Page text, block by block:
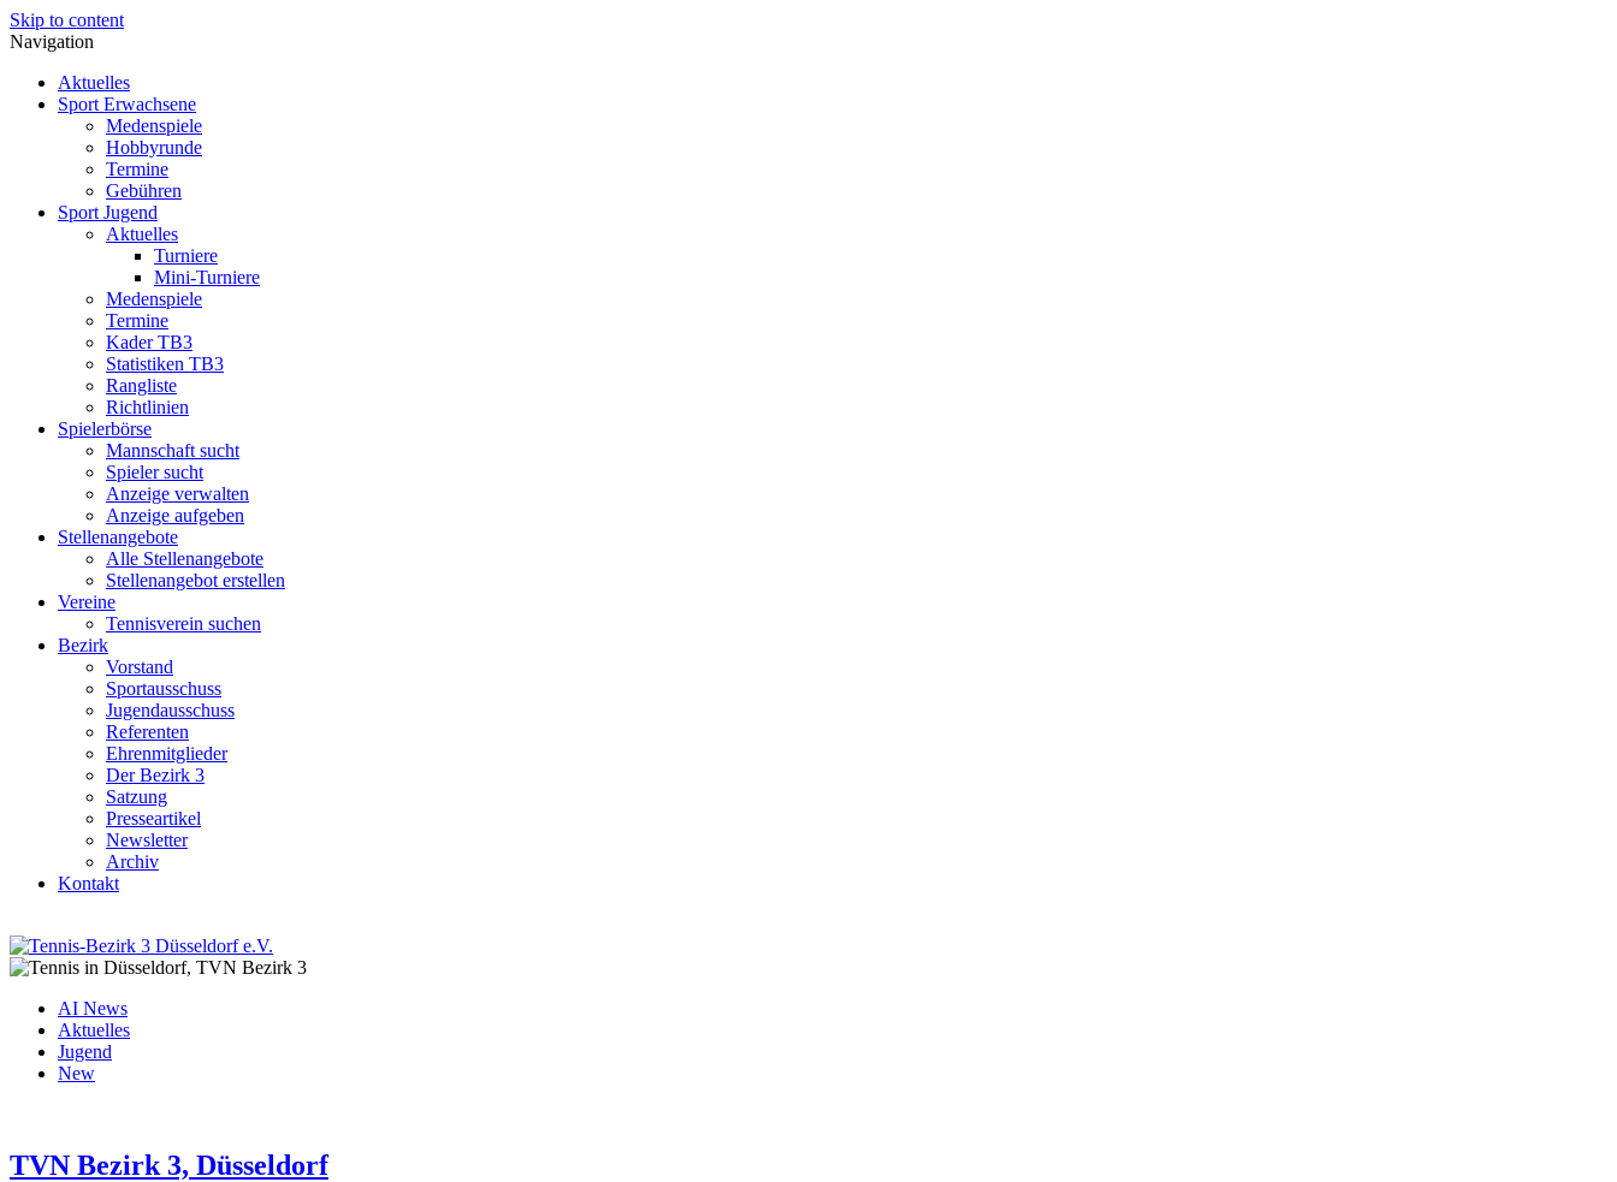
Skip to content
Navigation
Aktuelles
Sport Erwachsene
Medenspiele
Hobbyrunde
Termine
Gebühren
Sport Jugend
Aktuelles
Turniere
Mini-Turniere
Medenspiele
Termine
Kader TB3
Statistiken TB3
Rangliste
Richtlinien
Spielerbörse
Mannschaft sucht
Spieler sucht
Anzeige verwalten
Anzeige aufgeben
Stellenangebote
Alle Stellenangebote
Stellenangebot erstellen
Vereine
Tennisverein suchen
Bezirk
Vorstand
Sportausschuss
Jugendausschuss
Referenten
Ehrenmitglieder
Der Bezirk 3
Satzung
Presseartikel
Newsletter
Archiv
Kontakt
AI News
Aktuelles
Jugend
New
TVN Bezirk 3, Düsseldorf